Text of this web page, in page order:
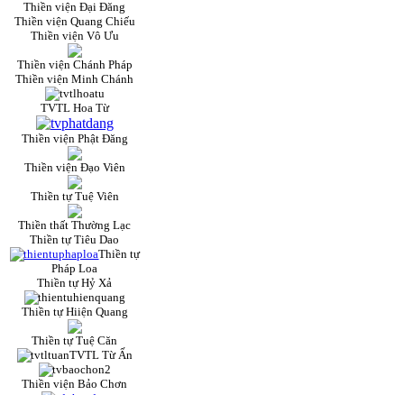
Thiền viện Đại Đăng
Thiền viện Quang Chiếu
Thiền viện Vô Ưu
Thiền viện Chánh Pháp
Thiền viện Minh Chánh
TVTL Hoa Từ
Thiền viện Phật Đăng
Thiền viện Đạo Viên
Thiền tự Tuệ Viên
Thiền thất Thường Lạc
Thiền tự Tiêu Dao
Thiền tự
Pháp Loa
Thiền tự Hỷ Xả
Thiền tự Hiiện Quang
Thiền tự Tuệ Căn
TVTL Từ Ấn
Thiền viện Bảo Chơn